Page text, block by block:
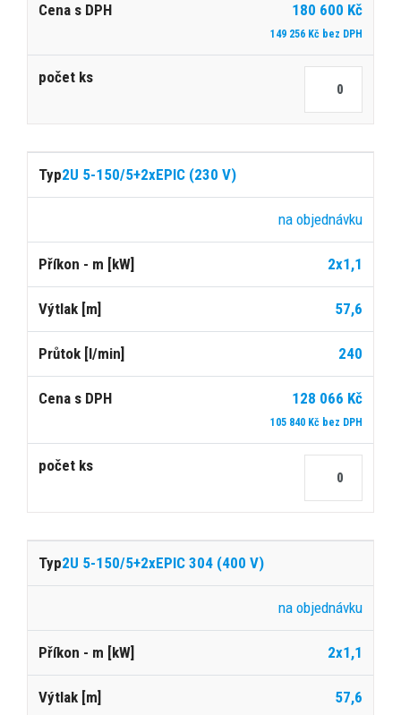
180 600 Kč
149 256 Kč bez DPH
2U 5-150/5+2xEPIC (230 V)
na objednávku
2x1,1
57,6
240
128 066 Kč
105 840 Kč bez DPH
2U 5-150/5+2xEPIC 304 (400 V)
na objednávku
2x1,1
57,6